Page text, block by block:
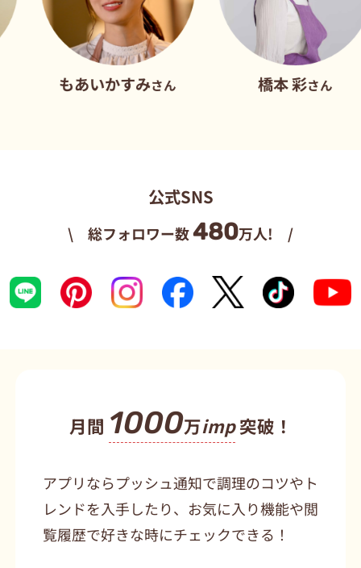
もあいかすみさん さん
公式SNS
\ 総フォロワー数480万人! /
月間 1000万imp突破！
アプリならプッシュ通知で調理のコツやト
レンドを入手したり、お気に入り機能や閲
覧履歴で好きな時にチェックできる！